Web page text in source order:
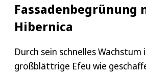
Fassadenbegrünung
Hibernica
Durch sein schnelles Wachstum
großblättrige Efeu wie